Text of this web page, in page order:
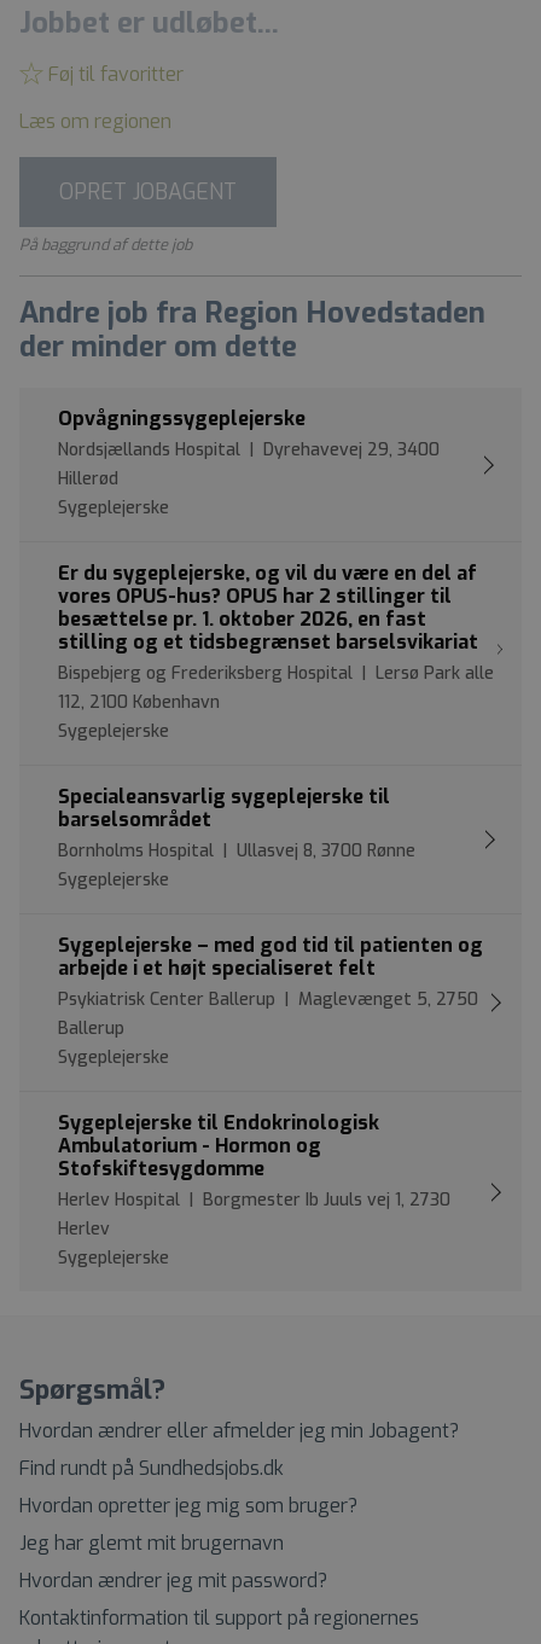
Jobbet er udløbet...
Føj til favoritter
Læs om regionen
OPRET JOBAGENT
På baggrund af dette job
Andre job fra Region Hovedstaden
der minder om dette
Opvågningssygeplejerske
Nordsjællands Hospital | Dyrehavevej 29, 3400
Hillerød
Sygeplejerske
Er du sygeplejerske, og vil du være en del af
vores OPUS-hus? OPUS har 2 stillinger til
besættelse pr. 1. oktober 2026, en fast
stilling og et tidsbegrænset barselsvikariat
Bispebjerg og Frederiksberg Hospital | Lersø Park alle
112, 2100 København
Sygeplejerske
Specialeansvarlig sygeplejerske til
barselsområdet
Bornholms Hospital | Ullasvej 8, 3700 Rønne
Sygeplejerske
Sygeplejerske – med god tid til patienten og
arbejde i et højt specialiseret felt
Psykiatrisk Center Ballerup | Maglevænget 5, 2750
Ballerup
Sygeplejerske
Sygeplejerske til Endokrinologisk
Ambulatorium - Hormon og
Stofskiftesygdomme
Herlev Hospital | Borgmester Ib Juuls vej 1, 2730
Herlev
Sygeplejerske
Spørgsmål?
Hvordan ændrer eller afmelder jeg min Jobagent?
Find rundt på Sundhedsjobs.dk
Hvordan opretter jeg mig som bruger?
Jeg har glemt mit brugernavn
Hvordan ændrer jeg mit password?
Kontaktinformation til support på regionernes